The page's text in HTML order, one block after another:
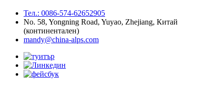
Тел.: 0086-574-62652905
No. 58, Yongning Road, Yuyao, Zhejiang, Китай
(континентален)
mandy@china-alps.com